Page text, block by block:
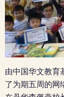
由中国华文教育
了为期五周的网